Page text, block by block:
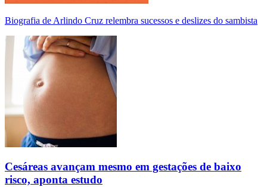
Biografia de Arlindo Cruz relembra sucessos e deslizes do sambista
Cesáreas avançam mesmo em gestações de baixo
risco, aponta estudo